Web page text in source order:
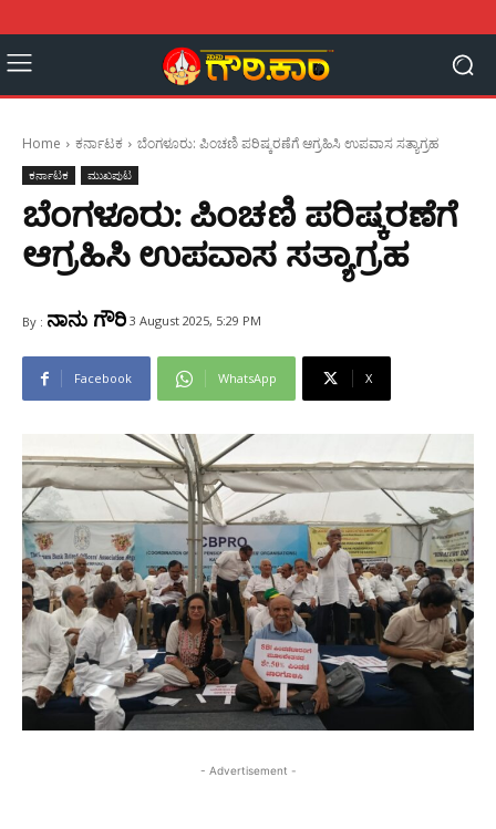
Home ಕರ್ನಾಟಕ ಬೆಂಗಳೂರು: ಪಿಂಚಣಿ ಪರಿಷ್ಕರಣೆಗೆ ಆಗ್ರಹಿಸಿ ಉಪವಾಸ ಸತ್ಯಾಗ್ರಹ
ಕರ್ನಾಟಕ ಮುಖಪುಟ
ಬೆಂಗಳೂರು: ಪಿಂಚಣಿ ಪರಿಷ್ಕರಣೆಗೆ
ಆಗ್ರಹಿಸಿ ಉಪವಾಸ ಸತ್ಯಾಗ್ರಹ
By : ನಾನು ಗೌರಿ 3 August 2025, 5:29 PM
Facebook WhatsApp X
- Advertisement -